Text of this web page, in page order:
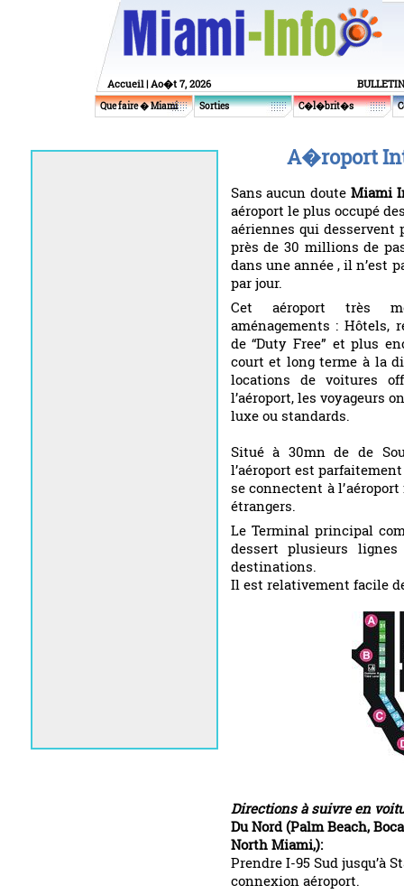
Accueil| Ao�t 7, 2026
Que faire � Miami Sorties C�l�brit�s
A�roport
Sans aucun douteMiami
aéroport le plus occupé
aériennes qui desservent
près de 30 millions de
dans une année , il n’est
par jour.
Cet aéroport très
aménagements : Hôtels,
de “Duty Free” et plus
court et long terme à la
locations de voitures
l’aéroport, les voyageurs
luxe ou standards.
Situé à 30mn de de
l’aéroport est
se connectent à
étrangers.
Le Terminal principal
dessert plusieurs
destinations.
Il est relativement facile
Directions à suivre en
Du Nord (Palm Beach,
North Miami,):
Prendre I-95 Sud jusqu’à
connexion aéroport.